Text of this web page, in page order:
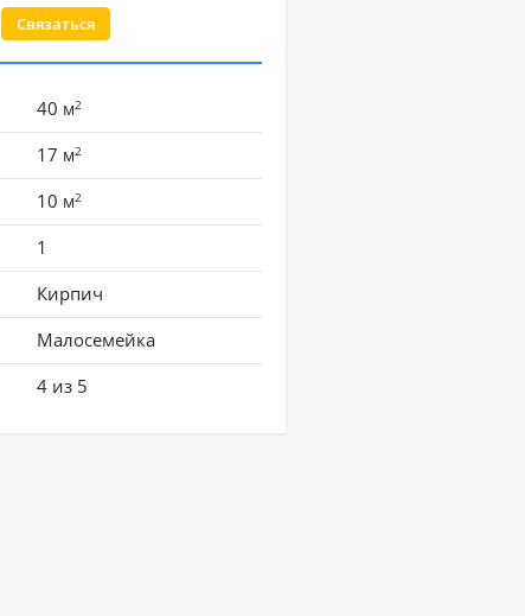
Связаться
40 м2
17 м2
10 м2
1
Кирпич
Малосемейка
4 из 5